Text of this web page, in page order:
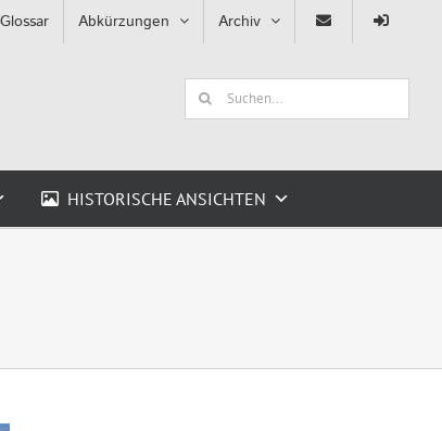
Glossar Abkürzungen Archiv
Suche
nach:
HISTORISCHE ANSICHTEN